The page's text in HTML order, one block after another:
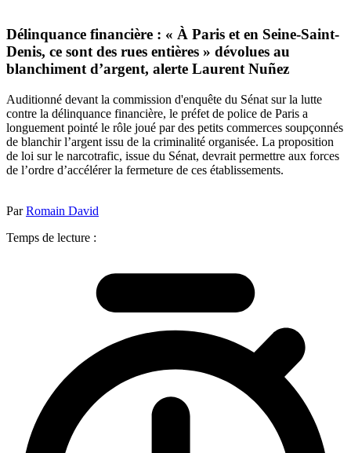
Délinquance financière : « À Paris et en Seine-Saint-
Denis, ce sont des rues entières » dévolues au
blanchiment d’argent, alerte Laurent Nuñez
Auditionné devant la commission d'enquête du Sénat sur la lutte
contre la délinquance financière, le préfet de police de Paris a
longuement pointé le rôle joué par des petits commerces soupçonnés
de blanchir l’argent issu de la criminalité organisée. La proposition
de loi sur le narcotrafic, issue du Sénat, devrait permettre aux forces
de l’ordre d’accélérer la fermeture de ces établissements.
ParRomain David
Temps de lecture :